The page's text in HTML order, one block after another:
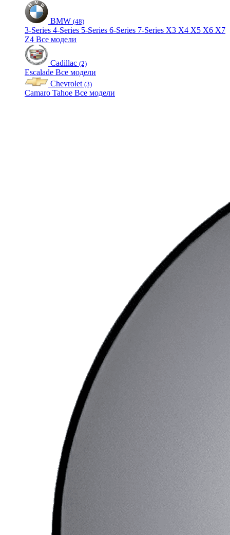
BMW (48)
3-Series 4-Series 5-Series 6-Series 7-Series X3 X4 X5 X6 X7
Z4 Все модели
Cadillac (2)
Escalade Все модели
Chevrolet (3)
Camaro Tahoe Все модели